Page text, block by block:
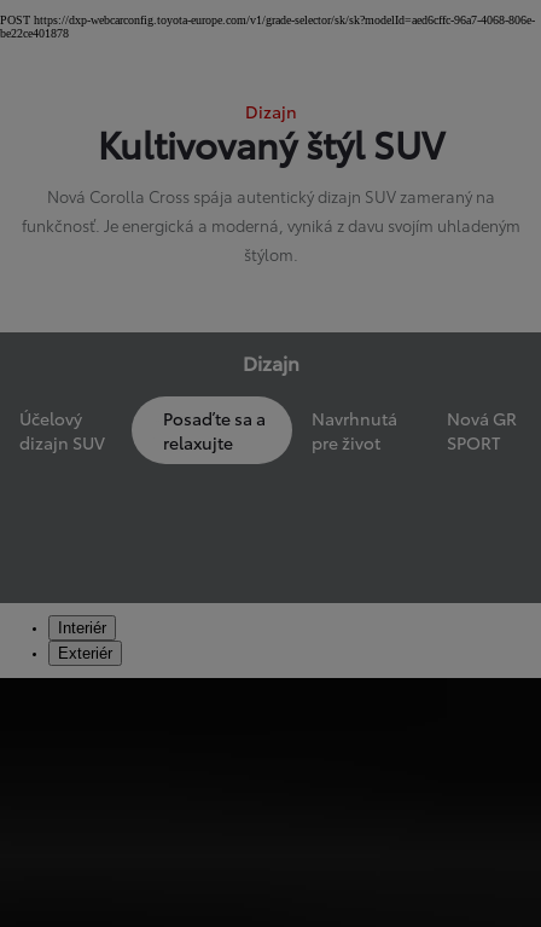
POST https://dxp-webcarconfig.toyota-europe.com/v1/grade-selector/sk/sk?modelId=aed6cffc-96a7-4068-806e-
be22ce401878
Dizajn
Kultivovaný štýl SUV
Nová Corolla Cross spája autentický dizajn SUV zameraný na
funkčnosť. Je energická a moderná, vyniká z davu svojím uhladeným
štýlom.
Dizajn
Účelový
dizajn SUV
Posaďte sa a
relaxujte
Navrhnutá
pre život
Nová GR
SPORT
Interiér